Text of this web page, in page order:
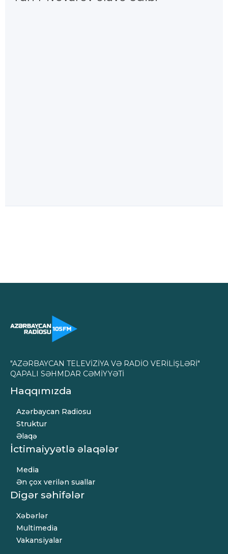
"AZƏRBAYCAN TELEVİZİYA VƏ RADİO VERİLİŞLƏRİ"
QAPALI SƏHMDAR CƏMİYYƏTİ
Haqqımızda
Azərbaycan Radiosu
Struktur
Əlaqə
İctimaiyyətlə əlaqələr
Media
Ən çox verilən suallar
Digər səhifələr
Xəbərlər
Multimedia
Vakansiyalar